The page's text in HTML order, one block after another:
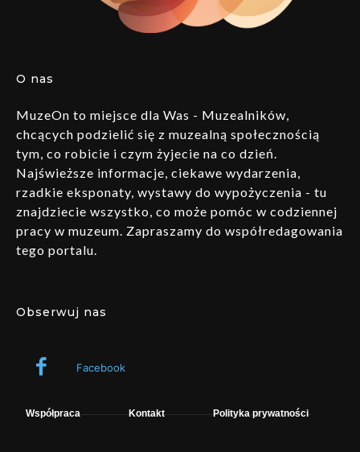
O nas
MuzeOn to miejsce dla Was - Muzealników,
chcących podzielić się z muzealną społecznością
tym, co robicie i czym żyjecie na co dzień.
Najświeższe informacje, ciekawe wydarzenia,
rzadkie eksponaty, wystawy do wypożyczenia - tu
znajdziecie wszystko, co może pomóc w codziennej
pracy w muzeum. Zapraszamy do współredagowania
tego portalu.
Obserwuj nas
Facebook
Współpraca Kontakt Polityka prywatności